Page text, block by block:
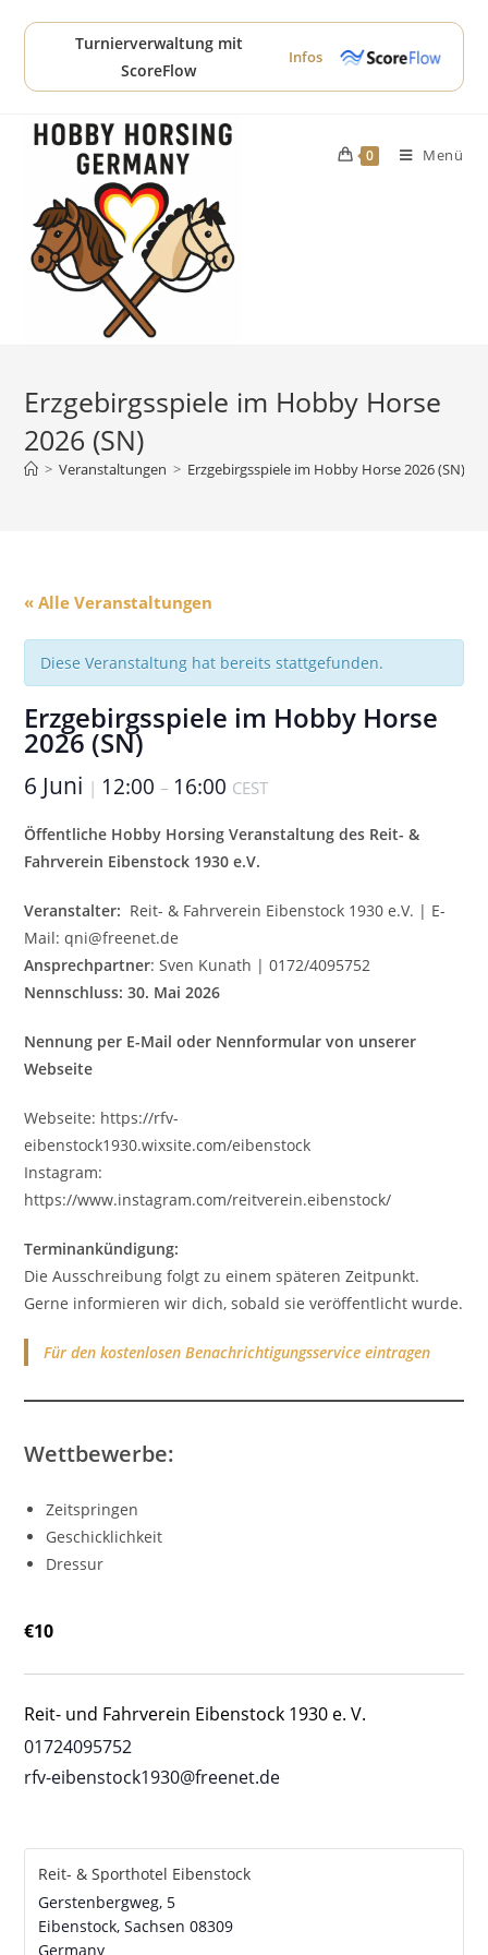
Inhalt
Turnierverwaltung mit
ScoreFlow
Infos
0 Menü
Erzgebirgsspiele im Hobby Horse
2026 (SN)
> Veranstaltungen > Erzgebirgsspiele im Hobby Horse 2026 (SN)
« Alle Veranstaltungen
Diese Veranstaltung hat bereits stattgefunden.
Erzgebirgsspiele im Hobby Horse
2026 (SN)
6 Juni | 12:00– 16:00 CEST
Öffentliche Hobby Horsing Veranstaltung des Reit- &
Fahrverein Eibenstock 1930 e.V.
Veranstalter: Reit- & Fahrverein Eibenstock 1930 e.V. | E-
Mail: qni@freenet.de
Ansprechpartner: Sven Kunath | 0172/4095752
Nennschluss: 30. Mai 2026
Nennung per E-Mail oder Nennformular von unserer
Webseite
Webseite: https://rfv-
eibenstock1930.wixsite.com/eibenstock
Instagram:
https://www.instagram.com/reitverein.eibenstock/
Terminankündigung:
Die Ausschreibung folgt zu einem späteren Zeitpunkt.
Gerne informieren wir dich, sobald sie veröffentlicht wurde.
Für den kostenlosen Benachrichtigungsservice eintragen
Wettbewerbe:
Zeitspringen
Geschicklichkeit
Dressur
€10
Reit- und Fahrverein Eibenstock 1930 e. V.
01724095752
rfv-eibenstock1930@freenet.de
Reit- & Sporthotel Eibenstock
Gerstenbergweg, 5
Eibenstock, Sachsen 08309
Germany